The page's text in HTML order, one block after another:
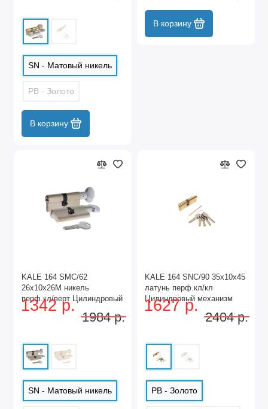
SN - Матовый никель
PB - Золото
В корзину
В корзину
KALE 164 SMC/62
26х10х26M никель
перф.кл/верт Цилиндровый
механизм (72,12)
1342 р.
1984 р.
SN - Матовый никель
KALE 164 SNC/90 35х10х45
латунь перф.кл/кл
Цилиндровый механизм
(24)
1627 р.
2404 р.
PB - Золото